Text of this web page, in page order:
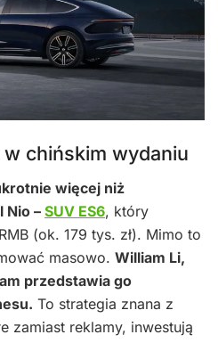
chińskim wydaniu
więcej niż
Nio – SUV ES6, który
(ok. 179 tys. zł). Mimo to
masowo. William Li,
przedstawia go
To strategia znana z
zamiast reklamy, inwestują